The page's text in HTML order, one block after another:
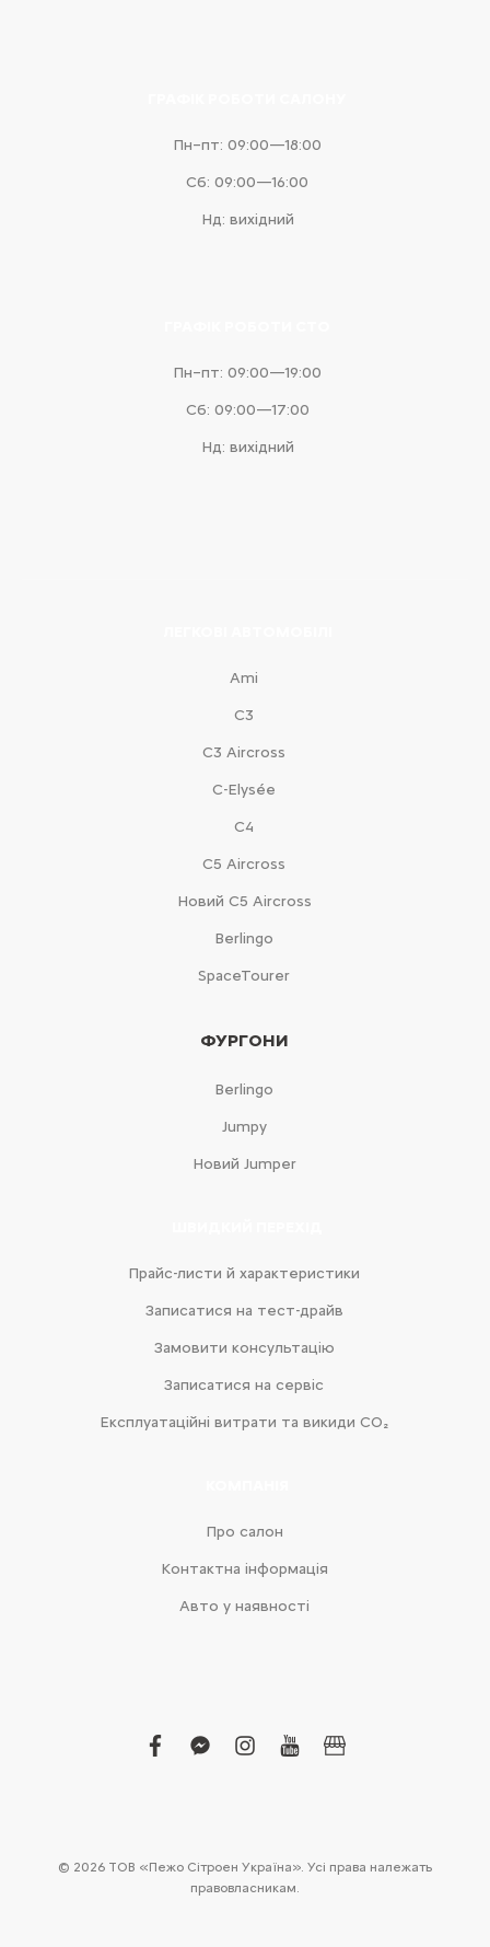
Пн–пт: 09:00—18:00
Сб: 09:00—16:00
Нд: вихідний
Пн–пт: 09:00—19:00
Сб: 09:00—17:00
Нд: вихідний
Ami
С3
С3 Aircross
C-Elysée
С4
С5 Aircross
Новий С5 Aircross
Berlingo
SpaceTourer
ФУРГОНИ
Berlingo
Jumpy
Новий Jumper
Прайс-листи й характеристики
Записатися на тест-драйв
Замовити консультацію
Записатися на сервіс
Експлуатаційні витрати та викиди CO₂
Про салон
Контактна інформація
Авто у наявності
facebook
facebook-
instagram
youtubebusiness
© 2026 ТОВ «Пежо Сітроен Україна». Усі права належать
правовласникам.